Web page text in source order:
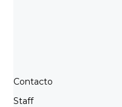
Contacto
Staff